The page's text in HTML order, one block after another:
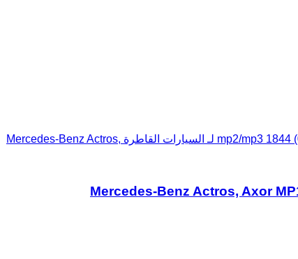
صمام الهواء EKS أكتروس mp2/mp3 1844 (01.02-) 5392900070 لـ السيارات القاطرة Mercedes-Benz Actros,